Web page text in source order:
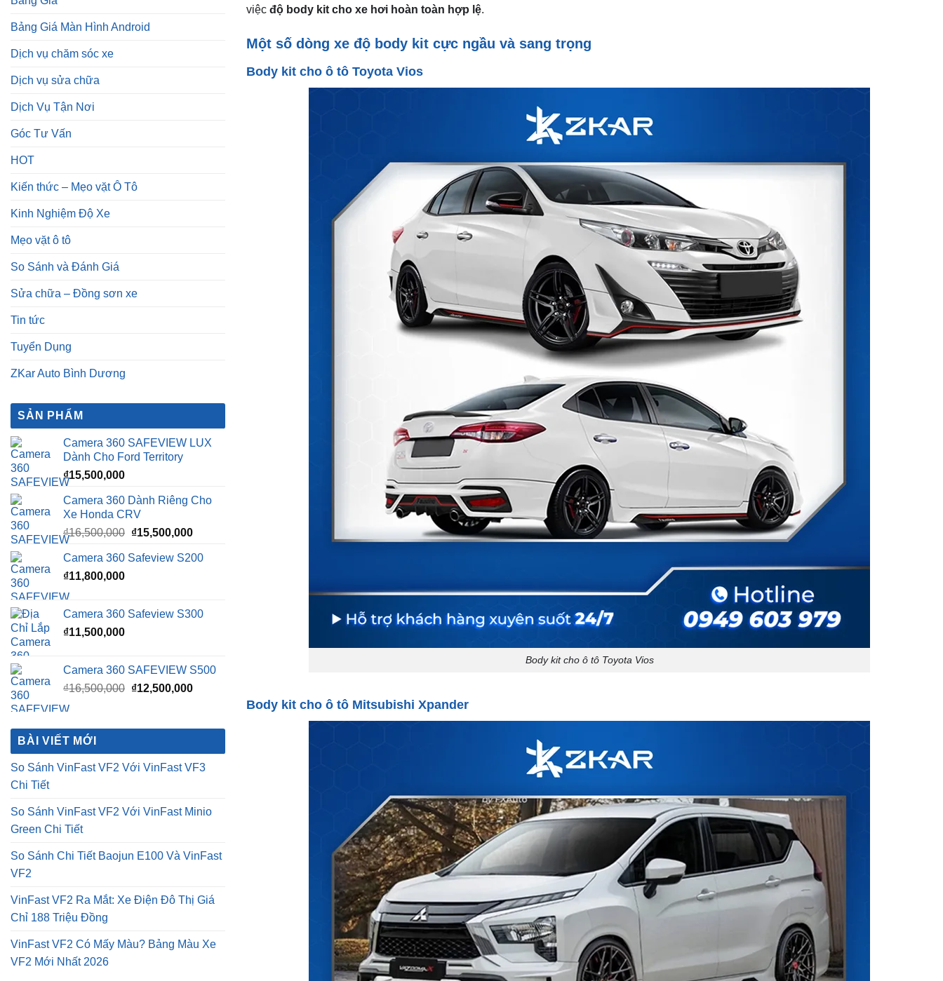
Dịch Vụ Tận Nơi
Kiến thức – Mẹo vặt Ô Tô
Kinh Nghiệm Độ Xe
So Sánh và Đánh Giá
Sửa chữa – Đồng sơn xe
Tuyển Dụng
ZKar Auto Bình Dương
SẢN PHẨM
Camera 360 SAFEVIEW LUX
Dành Cho Ford Territory
Camera 360 Dành Riêng Cho
Xe Honda CRV
₫16,500,000 Giá
gốc
₫15,500,000Giá
₫15,500,000.
Camera 360 Safeview S200
₫
Camera 360 Safeview S300
₫
Camera 360 SAFEVIEW S500
₫
gốc
hiện
BÀI VIẾT MỚI
So Sánh VinFast VF2 Với VinFast VF3
Chi Tiết
Green Chi Tiết
So Sánh Chi Tiết Baojun E100 Và VinFast
VF2
VinFast VF2 Ra Mắt: Xe Điện Đô Thị Giá
Chỉ 188 Triệu Đồng
VinFast VF2 Có Mấy Màu? Bảng Màu Xe
VF2 Mới Nhất 2026
Body kit cho ô tô Mitsubishi Xpander